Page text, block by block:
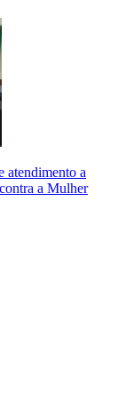
atendimento a
a Mulher